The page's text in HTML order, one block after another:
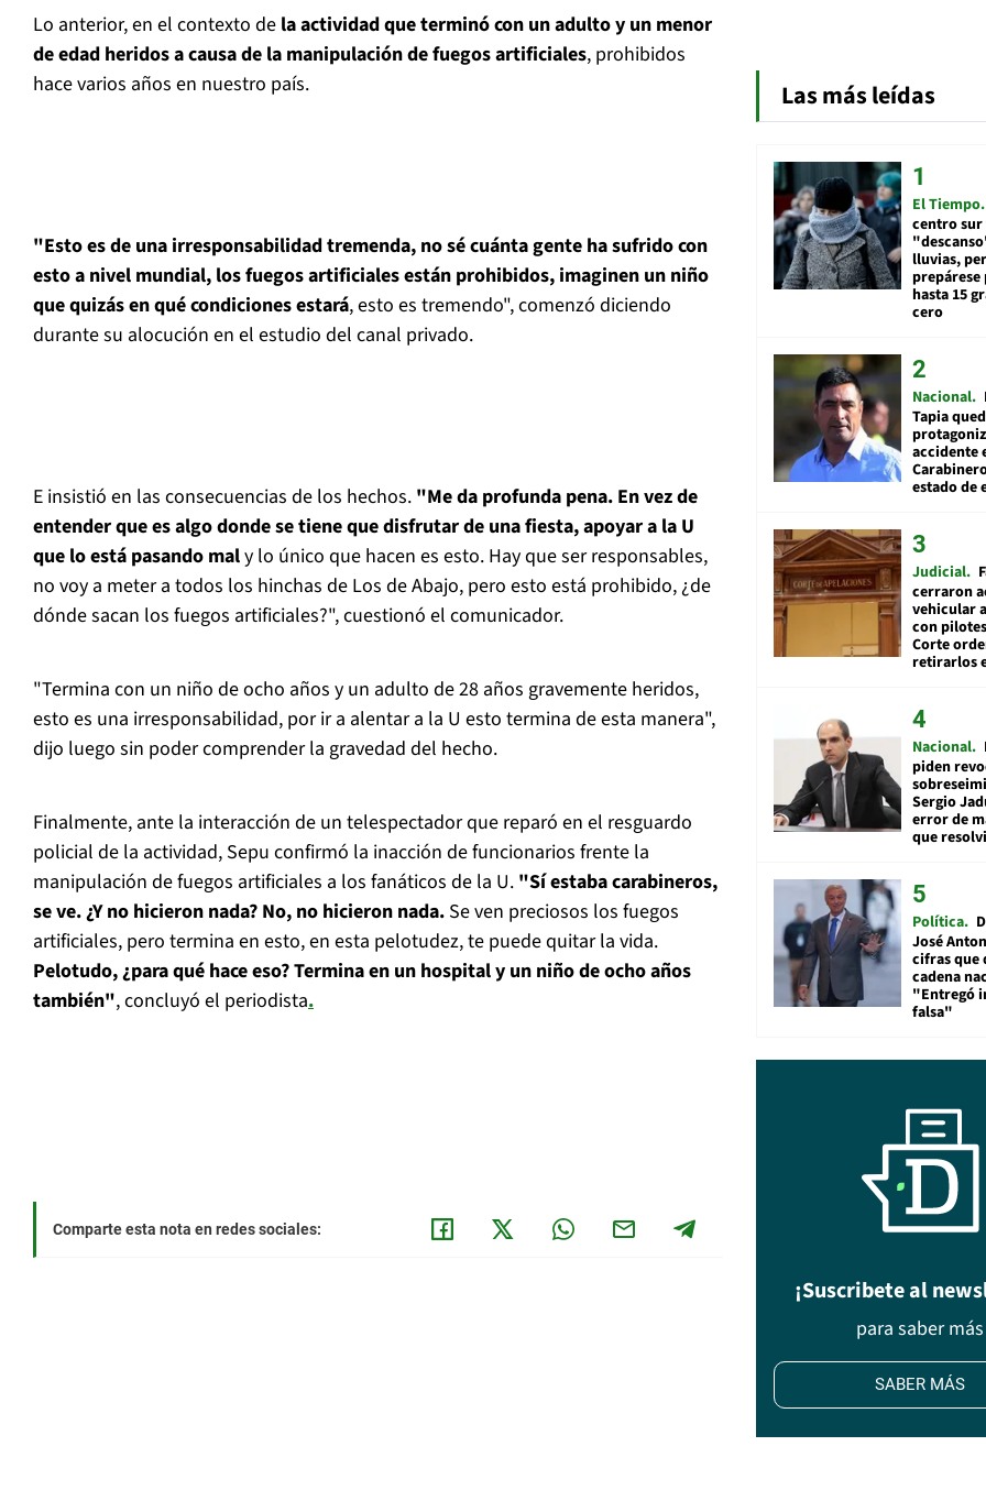
Lo anterior, en el contexto de la actividad que terminó con un adulto y un menor
de edad heridos a causa de la manipulación de fuegos artificiales, prohibidos
hace varios años en nuestro país.
"Esto es de una irresponsabilidad tremenda, no sé cuánta gente ha sufrido con
esto a nivel mundial, los fuegos artificiales están prohibidos, imaginen un niño
que quizás en qué condiciones estará, esto es tremendo", comenzó diciendo
durante su alocución en el estudio del canal privado.
E insistió en las consecuencias de los hechos. "Me da profunda pena. En vez de
entender que es algo donde se tiene que disfrutar de una fiesta, apoyar a la U
que lo está pasando maly lo único que hacen es esto. Hay que ser responsables,
no voy a meter a todos los hinchas de Los de Abajo, pero esto está prohibido, ¿de
dónde sacan los fuegos artificiales?", cuestionó el comunicador.
"Termina con un niño de ocho años y un adulto de 28 años gravemente heridos,
esto es una irresponsabilidad, por ir a alentar a la U esto termina de esta manera",
dijo luego sin poder comprender la gravedad del hecho.
Finalmente, ante la interacción de un telespectador que reparó en el resguardo
policial de la actividad, Sepu confirmó la inacción de funcionarios frente la
manipulación de fuegos artificiales a los fanáticos de la U. "Sí estaba carabineros,
se ve. ¿Y no hicieron nada? No, no hicieron nada. Se ven preciosos los fuegos
artificiales, pero termina en esto, en esta pelotudez, te puede quitar la vida.
Pelotudo, ¿para qué hace eso? Termina en un hospital y un niño de ocho años
también", concluyó el periodista.
Comparte esta nota en redes sociales:
Las más leídas
El Tiempo
centro
lluvias,
hasta 15
cero
Nacional
Tapia
accidente
estado de
Judicial
cerraron
vehicular
con
Corte
retirarlos
Nacional
piden
Sergio
error de
que
Política
José
cifras que
cadena
"Entregó
falsa"
¡Suscribete al
para saber más
SABER MÁS